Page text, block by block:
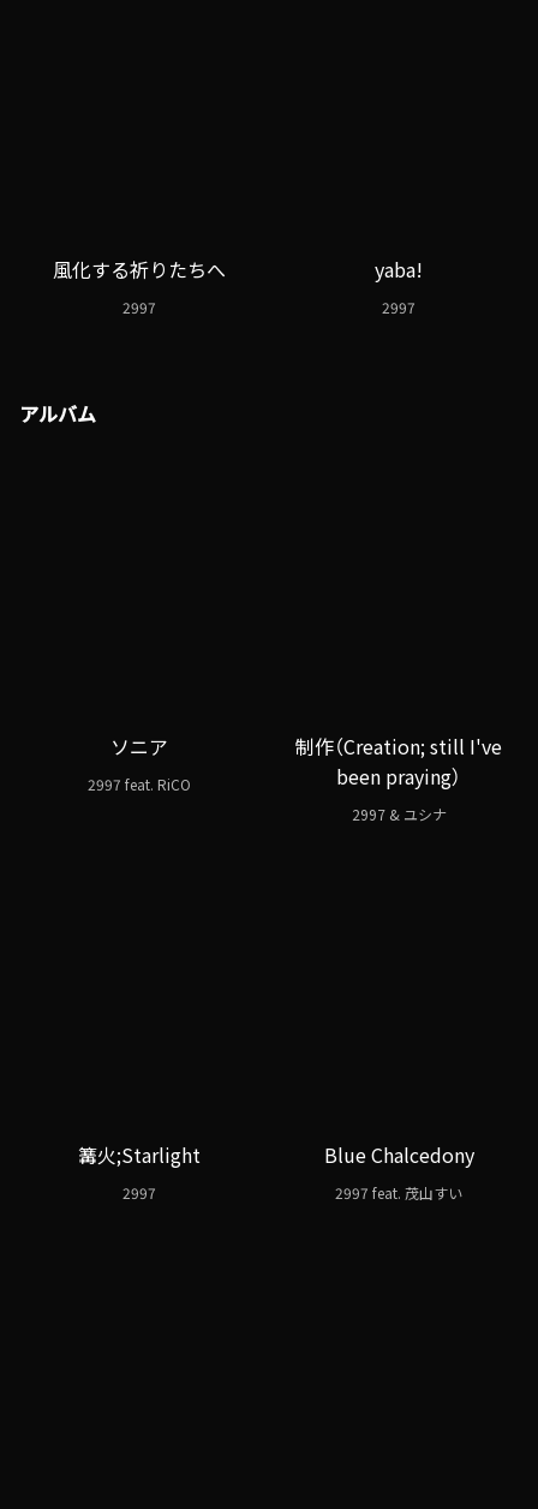
風化する祈りたちへ
2997
yaba!
2997
アルバム
ソニア
2997 feat. RiCO
制作（Creation; still I've
been praying）
2997 & ユシナ
篝火;Starlight
2997
Blue Chalcedony
2997 feat. 茂山すい